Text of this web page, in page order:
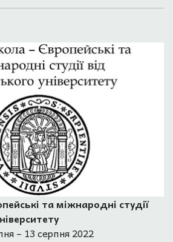
та міжнародні студії
– 13 серпня 2022